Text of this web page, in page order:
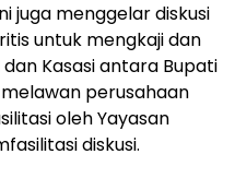
juga menggelar diskusi
untuk mengkaji dan
Kasasi antara Bupati
perusahaan
oleh Yayasan
diskusi.